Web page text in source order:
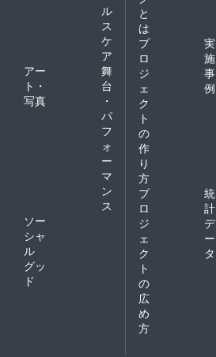
ル
ス
ケ
ア
アー
ト・
写真
舞
台
・
パ
フ
ォ
ー
マ
ン
ス
ソー
シャ
ル
グッ
ド
と
は
プ
ロ
ジ
ェ
ク
ト
の
作
り
方
実
施
事
例
プ
ロ
ジ
ェ
ク
ト
の
広
め
方
統
計
デ
ー
タ